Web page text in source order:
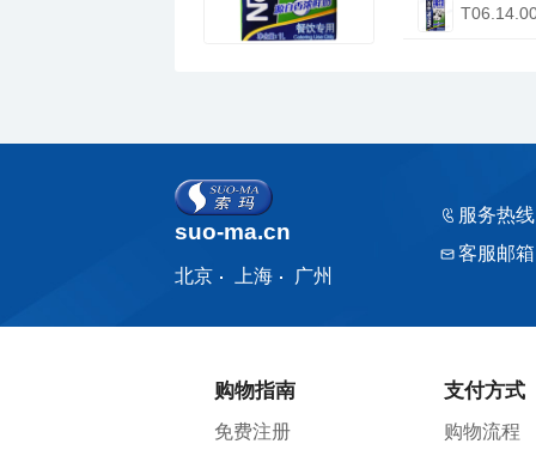
suo-ma.cn
北京 上海 广州
服务热
客服邮
购物指南
免费注册
支付方式
购物流程